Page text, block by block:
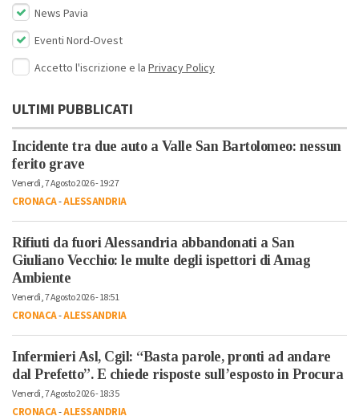
News Pavia
Eventi Nord-Ovest
Accetto l'iscrizione e la Privacy Policy
ULTIMI PUBBLICATI
Incidente tra due auto a Valle San Bartolomeo: nessun
ferito grave
Venerdì, 7 Agosto 2026 - 19:27
CRONACA-ALESSANDRIA
Rifiuti da fuori Alessandria abbandonati a San
Giuliano Vecchio: le multe degli ispettori di Amag
Ambiente
Venerdì, 7 Agosto 2026 - 18:51
CRONACA-ALESSANDRIA
Infermieri Asl, Cgil: “Basta parole, pronti ad andare
dal Prefetto”. E chiede risposte sull’esposto in Procura
Venerdì, 7 Agosto 2026 - 18:35
CRONACA-ALESSANDRIA